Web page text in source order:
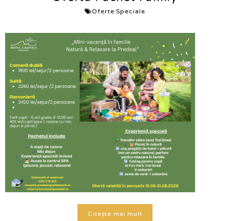
Oferte Speciale
Citește mai mult